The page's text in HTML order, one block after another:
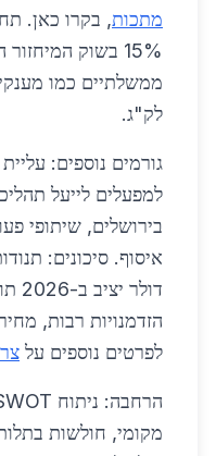
מתכות, בקרו כאן.
15% בשוק
לק"ג.
גורמים נוספים:
למפעלים לייעל
בירושלים, שיתופי
איסוף. סיכונים:
לפרטים נוספים על
מקומי, חולשות